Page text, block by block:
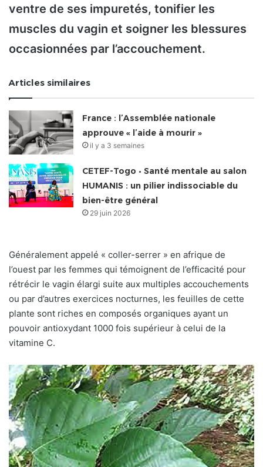
ventre de ses impuretés, tonifier les
muscles du vagin et soigner les blessures
occasionnées par l’accouchement.
Articles similaires
France : l’Assemblée nationale
approuve « l’aide à mourir »
il y a 3 semaines
CETEF-Togo • Santé mentale au salon
HUMANIS : un pilier indissociable du
bien-être général
29 juin 2026
Généralement appelé « coller-serrer » en afrique de
l’ouest par les femmes qui témoignent de l’efficacité pour
rétrécir le vagin élargi suite aux multiples accouchements
ou par d’autres exercices nocturnes, les feuilles de cette
plante sont riches en composés organiques ayant un
pouvoir antioxydant 1000 fois supérieur à celui de la
vitamine C.